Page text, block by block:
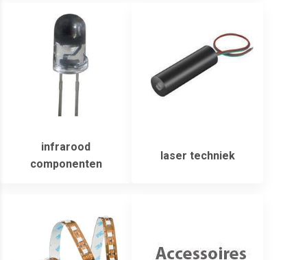
infrarood
componenten
laser techniek